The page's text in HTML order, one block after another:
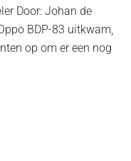
Door: Johan de
BDP-83 uitkwam,
op om er een nog